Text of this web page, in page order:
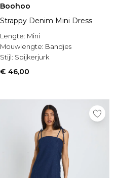
Boohoo
Strappy Denim Mini Dress
Lengte: Mini
Mouwlengte: Bandjes
Stijl: Spijkerjurk
€ 46,00